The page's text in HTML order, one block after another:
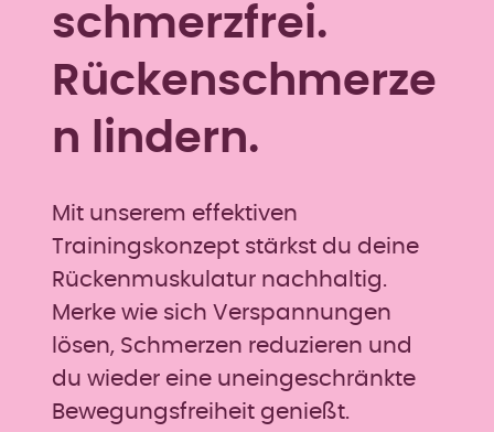
schmerzfrei.
Rückenschmerze
n lindern.
Mit unserem effektiven
Trainingskonzept stärkst du deine
Rückenmuskulatur nachhaltig.
Merke wie sich Verspannungen
lösen, Schmerzen reduzieren und
du wieder eine uneingeschränkte
Bewegungsfreiheit genießt.